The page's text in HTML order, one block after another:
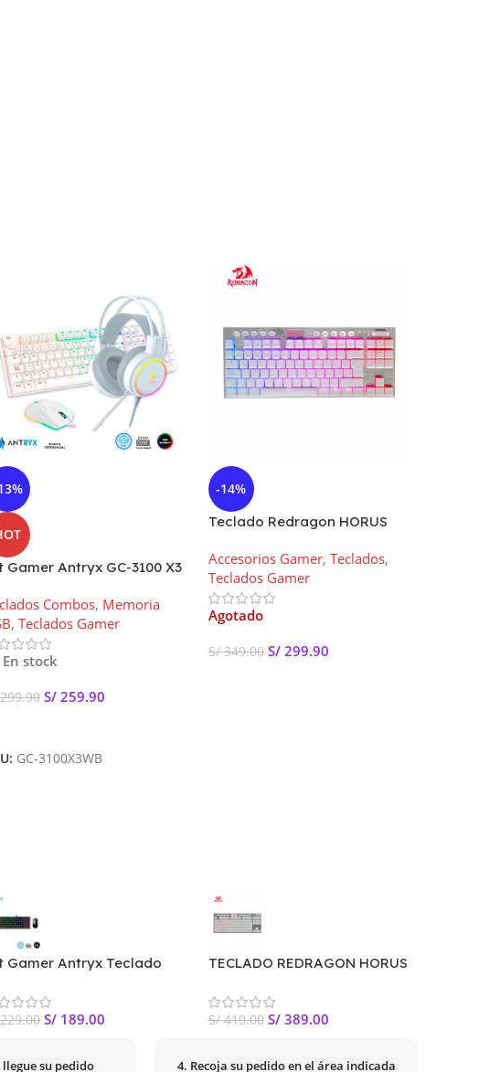
Gamer Antryx GC-3100 X3
| Auriculares
Combos, Memoria
, Teclados Gamer
En stock
S/ 259.90
GC-3100X3WB
-14%
Teclado Redragon HORUS
Cableado
Accesorios Gamer, Teclados,
Teclados Gamer
Agotado
S/349.00 S/299.90
Gamer Antryx Teclado
Blue
S/ 189.00
TECLADO REDRAGON HORUS
S/419.00 S/389.00
llegue su pedido 4. Recoja su pedido en el área indicada